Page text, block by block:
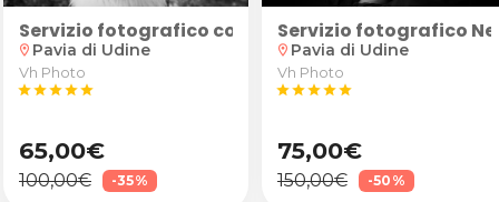
d'oca matrimoniale o coperta in lana
Fitness presso il Centro Attività Motorie Ceron
Fusion Pilates e Yoga Fitness presso il
Reiki Usui, Karuna e Osho Prana Healing da
o relazionali? 1 o 3 Sessioni di Coaching
Servizio fotografico con animale domestico
location_on Pavia di Udine
Vh Photo
starstarstarstarstar
65,00€
100,00€ -35%
Servizio fotografico
location_on Pavia di Udine
Vh Photo
starstarstarstarstar
75,00€
150,00€ -50%